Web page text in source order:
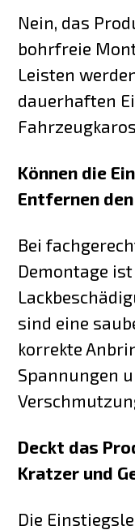
Nein, das
bohrfreie
Leisten
dauerhaften
Können die
Entfernen
Bei
Demontage
sind eine
korrekte
Spannungen
Deckt das
Kratzer und
Die